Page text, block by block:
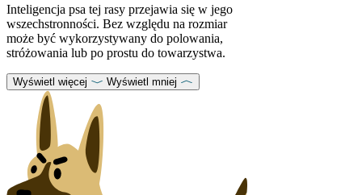
Inteligencja psa tej rasy przejawia się w jego
wszechstronności. Bez względu na rozmiar
może być wykorzystywany do polowania,
stróżowania lub po prostu do towarzystwa.
Wyświetl więcej Wyświetl mniej